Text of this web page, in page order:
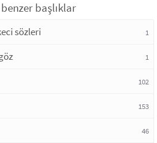
başlıklar
sözleri 1
1
102
153
46